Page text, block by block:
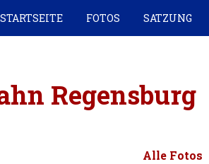
STARTSEITE FOTOS SATZUNG
Regensburg
Alle Fotos